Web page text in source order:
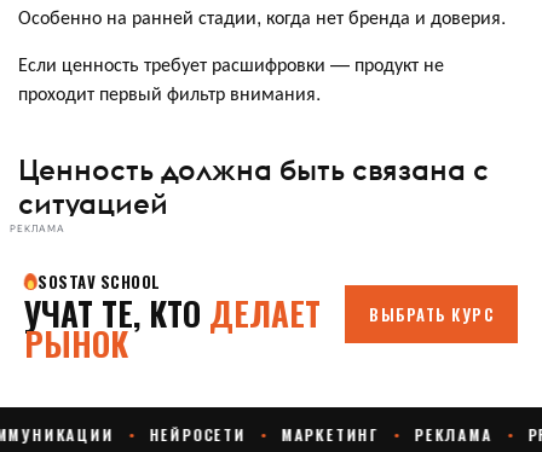
Особенно на ранней стадии, когда нет бренда и доверия.
Если ценность требует расшифровки — продукт не
проходит первый фильтр внимания.
Ценность должна быть связана с
ситуацией
РЕКЛАМА